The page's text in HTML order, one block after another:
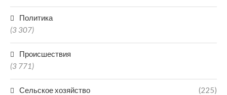
Политика
(3 307)
Происшествия
(3 771)
Сельское хозяйство (225)